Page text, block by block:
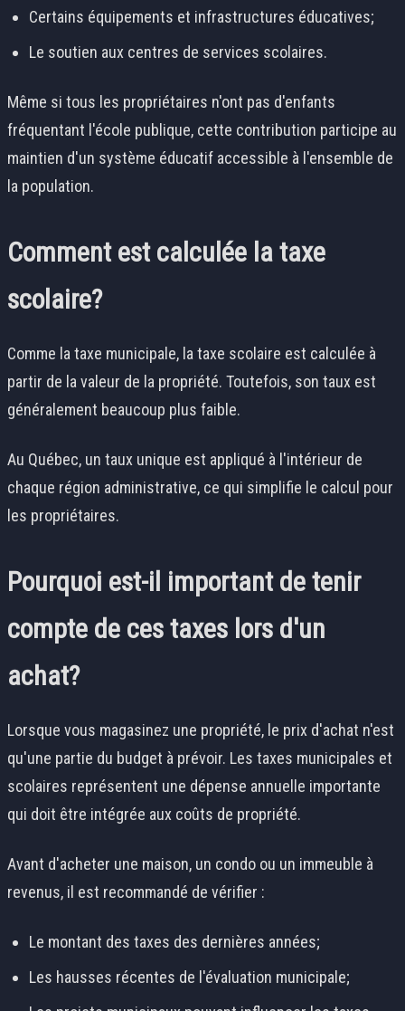
Certains équipements et infrastructures éducatives;
Le soutien aux centres de services scolaires.
Même si tous les propriétaires n'ont pas d'enfants
fréquentant l'école publique, cette contribution participe au
maintien d'un système éducatif accessible à l'ensemble de
la population.
Comment est calculée la taxe
scolaire?
Comme la taxe municipale, la taxe scolaire est calculée à
partir de la valeur de la propriété. Toutefois, son taux est
généralement beaucoup plus faible.
Au Québec, un taux unique est appliqué à l'intérieur de
chaque région administrative, ce qui simplifie le calcul pour
les propriétaires.
Pourquoi est-il important de tenir
compte de ces taxes lors d'un
achat?
Lorsque vous magasinez une propriété, le prix d'achat n'est
qu'une partie du budget à prévoir. Les taxes municipales et
scolaires représentent une dépense annuelle importante
qui doit être intégrée aux coûts de propriété.
Avant d'acheter une maison, un condo ou un immeuble à
revenus, il est recommandé de vérifier :
Le montant des taxes des dernières années;
Les hausses récentes de l'évaluation municipale;